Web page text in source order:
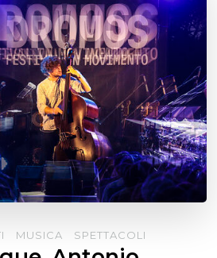
MUSICA SPETTACOLI